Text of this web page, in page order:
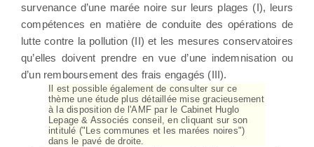
survenance d’une marée noire sur leurs plages (I), leurs
compétences en matière de conduite des opérations de
lutte contre la pollution (II) et les mesures conservatoires
qu’elles doivent prendre en vue d’une indemnisation ou
d’un remboursement des frais engagés (III).
Il est possible également de consulter sur ce
thème une étude plus détaillée mise gracieusement
à la disposition de l'AMF par le Cabinet Huglo
Lepage & Associés conseil, en cliquant sur son
intitulé ("Les communes et les marées noires")
dans le pavé de droite.